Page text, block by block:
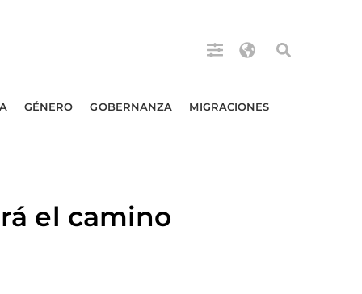
GÉNERO GOBERNANZA MIGRACIONES
el camino